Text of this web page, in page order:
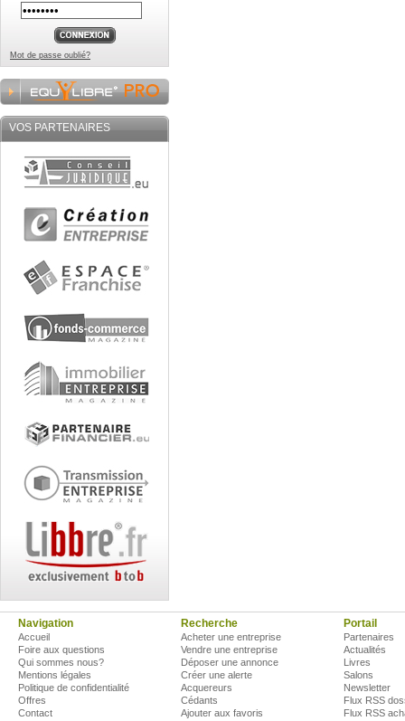
Mot de passe oublié?
VOS PARTENAIRES
Navigation
Accueil
Foire aux questions
Qui sommes nous?
Mentions légales
Politique de confidentialité
Offres
Contact
Recherche
Acheter une entreprise
Vendre une entreprise
Déposer une annonce
Créer une alerte
Acquereurs
Cédants
Ajouter aux favoris
Portail
Partenaires
Actualités
Livres
Salons
Newsletter
Flux RSS
Flux RSS